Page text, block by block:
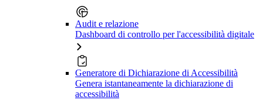
Audit e relazione
Dashboard di controllo per l'accessibilità digitale
Generatore di Dichiarazione di Accessibilità
Genera istantaneamente la dichiarazione di
accessibilità